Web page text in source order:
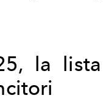
la lista